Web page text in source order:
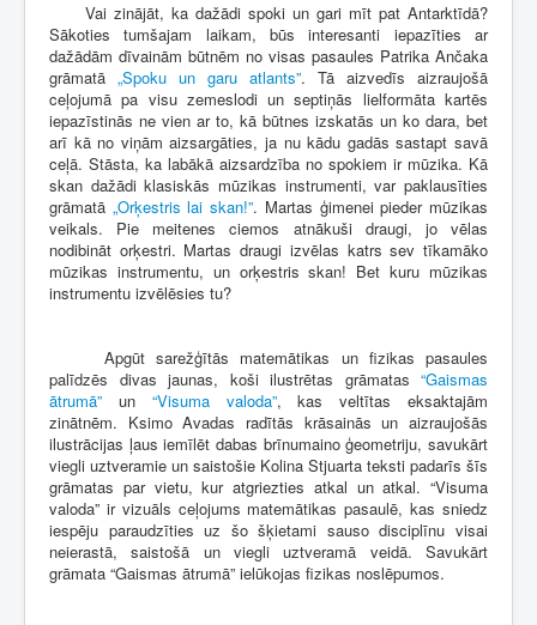
Vai zinājāt, ka dažādi spoki un gari mīt pat Antarktīdā?
Sākoties tumšajam laikam, būs interesanti iepazīties ar
dažādām dīvainām būtnēm no visas pasaules Patrika Ančaka
grāmatā „Spoku un garu atlants”. Tā aizvedīs aizraujošā
ceļojumā pa visu zemeslodi un septiņās lielformāta kartēs
iepazīstinās ne vien ar to, kā būtnes izskatās un ko dara, bet
arī kā no viņām aizsargāties, ja nu kādu gadās sastapt savā
ceļā. Stāsta, ka labākā aizsardzība no spokiem ir mūzika. Kā
skan dažādi klasiskās mūzikas instrumenti, var paklausīties
grāmatā „Orķestris lai skan!”. Martas ģimenei pieder mūzikas
veikals. Pie meitenes ciemos atnākuši draugi, jo vēlas
nodibināt orķestri. Martas draugi izvēlas katrs sev tīkamāko
mūzikas instrumentu, un orķestris skan! Bet kuru mūzikas
instrumentu izvēlēsies tu?
Apgūt sarežģītās matemātikas un fizikas pasaules
palīdzēs divas jaunas, koši ilustrētas grāmatas “Gaismas
ātrumā” un “Visuma valoda”, kas veltītas eksaktajām
zinātnēm. Ksimo Avadas radītās krāsainās un aizraujošās
ilustrācijas ļaus iemīlēt dabas brīnumaino ģeometriju, savukārt
viegli uztveramie un saistošie Kolina Stjuarta teksti padarīs šīs
grāmatas par vietu, kur atgriezties atkal un atkal. “Visuma
valoda” ir vizuāls ceļojums matemātikas pasaulē, kas sniedz
iespēju paraudzīties uz šo šķietami sauso disciplīnu visai
neierastā, saistošā un viegli uztveramā veidā. Savukārt
grāmata “Gaismas ātrumā” ielūkojas fizikas noslēpumos.